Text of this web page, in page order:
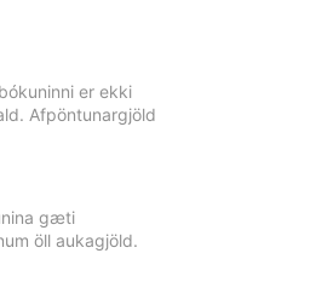
er ekki
Afpöntunargjöld
gæti
öll aukagjöld.